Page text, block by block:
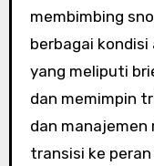
membimbing
berbagai
yang meliputi
dan memimpin
dan manajemen
transisi ke